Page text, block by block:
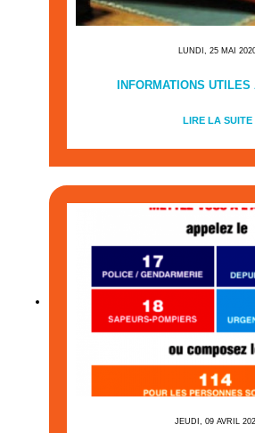
LUNDI, 25 MAI
INFORMATIONS
LIRE LA SUITE
JEUDI, 09 AVRIL